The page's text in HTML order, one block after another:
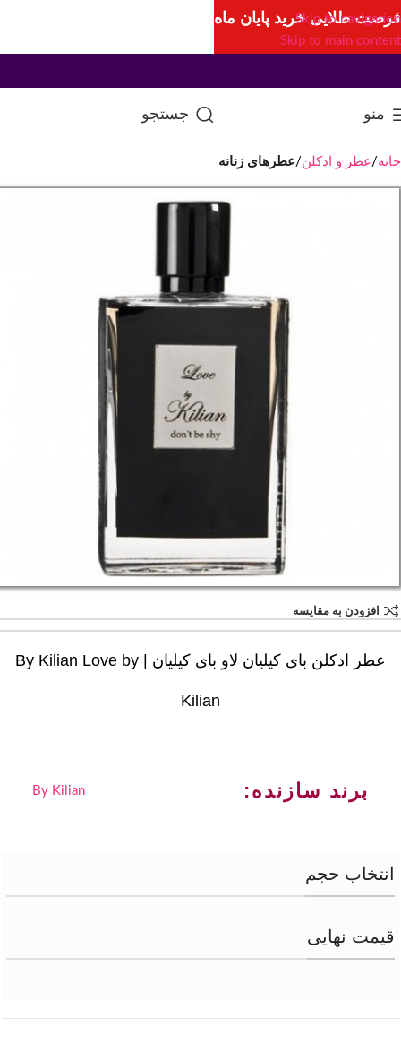
Skip to navigation
Skip to main content
منو جستجو
خانه عطر و ادکلن عطرهای زنانه
افزودن به مقایسه
عطر ادکلن بای کیلیان لاو بای کیلیان | By Kilian Love by
Kilian
برند سازنده: By Kilian
انتخاب حجم
قیمت نهایی
فرصت طلایی خرید پایان ماه